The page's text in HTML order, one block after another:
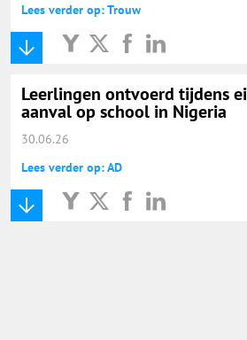
Lees verder op: Trouw
Leerlingen ontvoerd tijdens
aanval op school in Nigeria
30.06.26
Lees verder op: AD